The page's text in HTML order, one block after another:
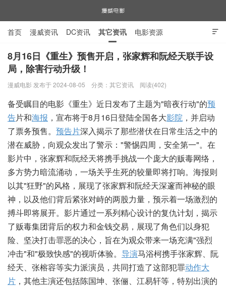
漫威电影

首页 漫威资讯 DC资讯 其它资讯 电影资源
电视剧资源 漫威图片
8月16日《重生》预售开启，张家辉和阮经天联手设
局，除害行动升级！
漫威电影 发布于 2024-08-05 分类： 其它资讯 阅读(402)
备受瞩目的电影《重生》近日发布了主题为"暗夜行动"的预
告片和海报 ，宣布将于8月16日登陆全国各大影院 ，并启动
了票务预售。 预告片深入揭示了那些潜伏在日常生活之中的
潜在威胁，向观众发出了警示："警惕四周，安全第一"。在
影片中，张家辉和阮经天将携手挑战一个庞大的贩毒网络，
多方势力暗流涌动，一场关乎生死的较量即将打响。海报则
以其"狂野"的风格，展现了张家辉和阮经天深邃而神秘的眼
神，以及他们背后紧张对峙的两股力量，预示着一场激烈的
搏斗即将展开。影片通过一系列精心设计的复仇计划，揭示
了贩毒集团背后的权力和金钱交易，展现了角色们以身犯
险、坚决打击罪恶的决心，旨在为观众带来一场充满"强烈
冲击"和"极致快感"的视听体验。 导演马浴柯携手张家辉、阮
经天、张榕容等实力派演员，共同打造了这部犯罪动作大
片 ，其他主演还包括陈国坤、张俪、江易轩等，特别出演的